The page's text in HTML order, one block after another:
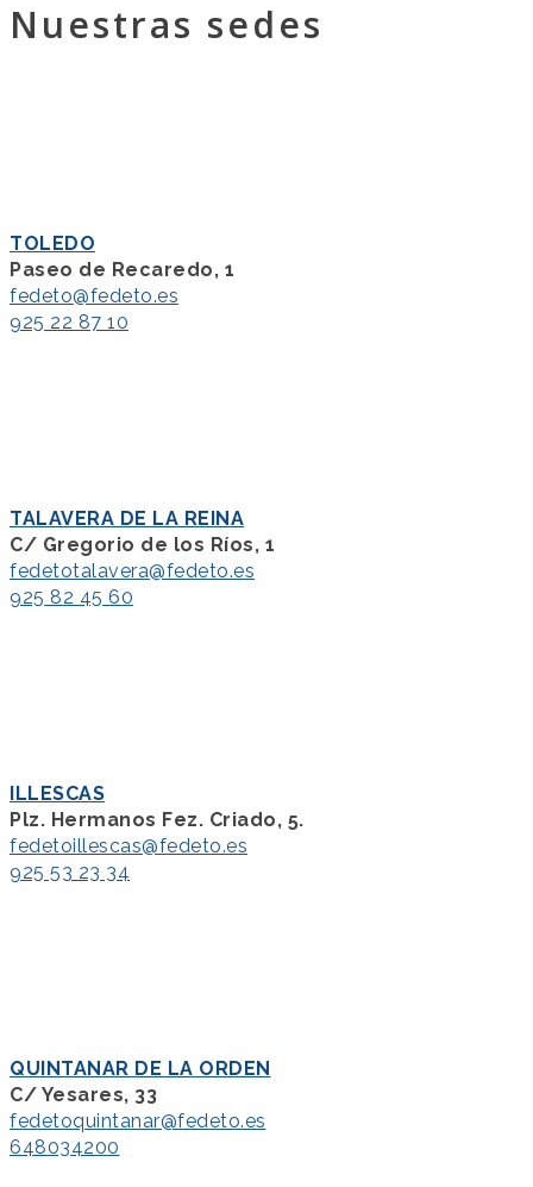
Nuestras sedes
TOLEDO
Paseo de Recaredo, 1
fedeto@fedeto.es
925 22 87 10
TALAVERA DE LA REINA
C/ Gregorio de los Ríos, 1
fedetotalavera@fedeto.es
925 82 45 60
ILLESCAS
Plz. Hermanos Fez. Criado, 5.
fedetoillescas@fedeto.es
925 53 23 34
QUINTANAR DE LA ORDEN
C/ Yesares, 33
fedetoquintanar@fedeto.es
648034200